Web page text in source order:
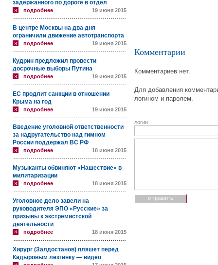
задержанного по дороге в отдел
подробнее 19 июня 2015
В центре Москвы на два дня
ограничили движение автотранспорта
подробнее 19 июня 2015
Кудрин предложил провести
досрочные выборы Путина
подробнее 19 июня 2015
ЕС продлит санкции в отношении
Крыма на год
подробнее 19 июня 2015
Введение уголовной ответственности
за надругательство над гимном
России поддержал ВС РФ
подробнее 18 июня 2015
Музыканты обвиняют «Нашествие» в
милитаризации
подробнее 18 июня 2015
Уголовное дело завели на
руководителя ЭПО «Русские» за
призывы к экстремистской
деятельности
подробнее 18 июня 2015
Хирург (Залдостанов) пляшет перед
Кадыровым лезгинку — видео
Комментарии
Комментариев нет.
Для добавления
логином и паролем.
логин